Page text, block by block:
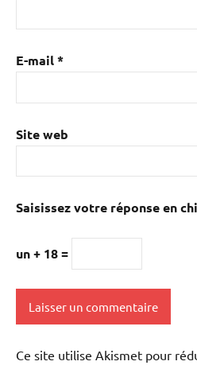
E-mail*
Site web
Saisissez votre réponse en
un + 18 =
Ce site utilise Akismet pour